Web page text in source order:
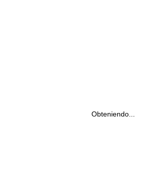
Obteniendo...